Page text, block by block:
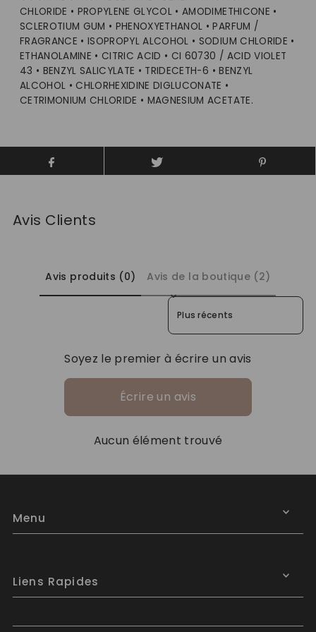
CHLORIDE • PROPYLENE GLYCOL • AMODIMETHICONE •
SCLEROTIUM GUM • PHENOXYETHANOL • PARFUM /
FRAGRANCE • ISOPROPYL ALCOHOL • SODIUM CHLORIDE •
ETHANOLAMINE • CITRIC ACID • CI 60730 / ACID VIOLET
43 • BENZYL SALICYLATE • TRIDECETH-6 • BENZYL
ALCOHOL • CHLORHEXIDINE DIGLUCONATE •
CETRIMONIUM CHLORIDE • MAGNESIUM ACETATE.
Avis Clients
Avis produits (0) Avis de la boutique (2)
Sort reviews by
Soyez le premier à écrire un avis
Écrire un avis
Aucun élément trouvé
Menu
Liens Rapides